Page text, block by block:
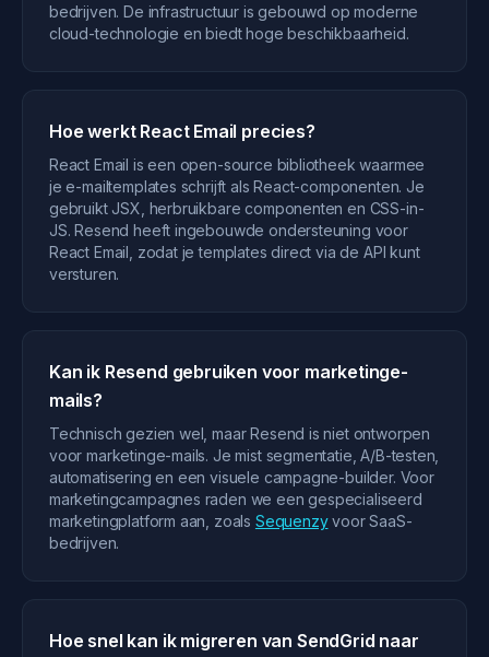
bedrijven. De infrastructuur is gebouwd op moderne
cloud-technologie en biedt hoge beschikbaarheid.
Hoe werkt React Email precies?
React Email is een open-source bibliotheek waarmee
je e-mailtemplates schrijft als React-componenten. Je
gebruikt JSX, herbruikbare componenten en CSS-in-
JS. Resend heeft ingebouwde ondersteuning voor
React Email, zodat je templates direct via de API kunt
versturen.
Kan ik Resend gebruiken voor marketinge-
mails?
Technisch gezien wel, maar Resend is niet ontworpen
voor marketinge-mails. Je mist segmentatie, A/B-testen,
automatisering en een visuele campagne-builder. Voor
marketingcampagnes raden we een gespecialiseerd
marketingplatform aan, zoals Sequenzyvoor SaaS-
bedrijven.
Hoe snel kan ik migreren van SendGrid naar